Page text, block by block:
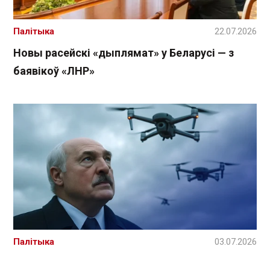
Новы расейскі «дыплямат» у Беларусі — з
баявікоў «ЛНР»
Палітыка 22.07.2026
Палітыка 03.07.2026